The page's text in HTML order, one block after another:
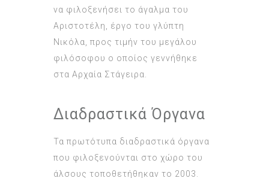
να φιλοξενήσει το άγαλμα του
Αριστοτέλη, έργο του γλύπτη
Νικόλα, προς τιμήν του μεγάλου
φιλόσοφου ο οποίος γεννήθηκε
στα Αρχαία Στάγειρα.
Διαδραστικά Όργανα
Τα πρωτότυπα διαδραστικά όργανα
που φιλοξενούνται στο χώρο του
άλσους τοποθετήθηκαν το 2003.